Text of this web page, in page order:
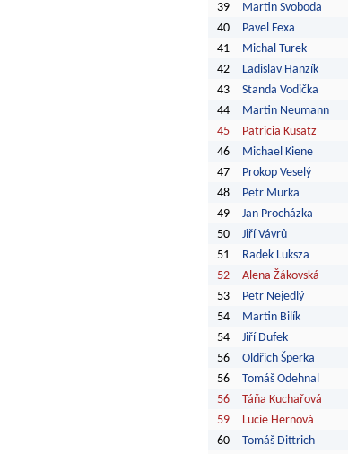
39
Martin Svoboda
40
Pavel Fexa
41
Michal Turek
42
Ladislav Hanzík
43
Standa Vodička
44
Martin Neumann
45
Patricia Kusatz
46
Michael Kiene
47
Prokop Veselý
48
Petr Murka
49
Jan Procházka
50
Jiří Vávrů
51
Radek Luksza
52
Alena Žákovská
53
Petr Nejedlý
54
Martin Bilík
54
Jiří Dufek
56
Oldřich Šperka
56
Tomáš Odehnal
56
Táňa Kuchařová
59
Lucie Hernová
60
Tomáš Dittrich